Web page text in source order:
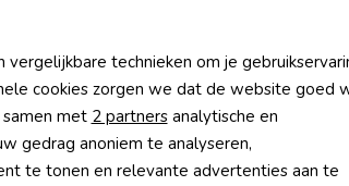
Marketing cookies
vergelijkbare technieken om je
cookies zorgen we dat de website goed
met 2 partnersanalytische en
gedrag anoniem te analyseren,
te tonen en relevante advertenties aan te